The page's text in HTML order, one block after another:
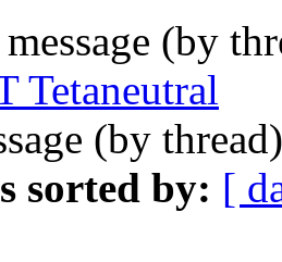
(by
Tetaneutral
(by
sorted by: [